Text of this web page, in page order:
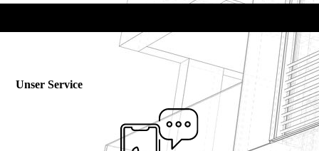
Unser Service